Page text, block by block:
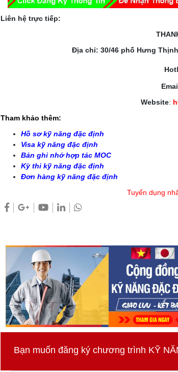
Liên hệ trực tiếp:
Địa chỉ: 30/46 phố Hưng
Website:
Tham khảo thêm:
Hồ sơ kỹ năng đặc định
Visa kỹ năng đặc định
Bản ghi nhớ hợp tác MOC
Kỳ thi kỹ năng đặc định
Đơn hàng kỹ năng đặc định
Tuyển dụng
Bạn muốn đăng ký chương trình KỸ